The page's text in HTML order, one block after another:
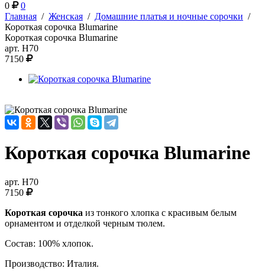
0
0
Главная / Женская / Домашние платья и ночные сорочки /
Короткая сорочка Blumarine
Короткая сорочка Blumarine
арт. H70
7150
Короткая сорочка Blumarine
арт. H70
7150
Короткая сорочка из тонкого хлопка с красивым белым
орнаментом и отделкой черным тюлем.
Состав: 100% хлопок.
Производство: Италия.